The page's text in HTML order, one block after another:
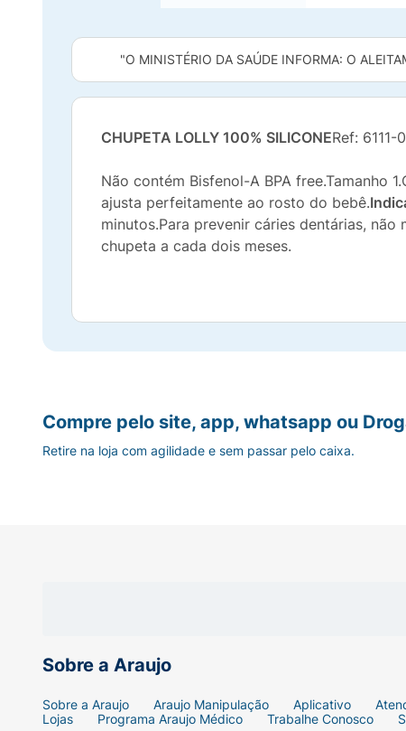
"O MINISTÉRIO DA SAÚDE INFORMA: O
CHUPETA LOLLY 100% SILICONERef: 6111-
Não contém Bisfenol-A BPA free.Tamanho
ajusta perfeitamente ao rosto do bebê.
minutos.Para prevenir cáries dentárias,
chupeta a cada dois meses.
Sobre a Araujo
Sobre a Araujo Araujo Manipulação Aplicativo
Lojas
Programa Araujo Médico Trabalhe Conosco
Compre pelo site, app, whatsapp ou
Retire na loja com agilidade e sem passar pelo caixa.